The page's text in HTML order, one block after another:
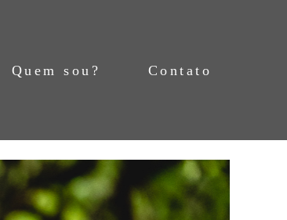
Quem sou? Contato